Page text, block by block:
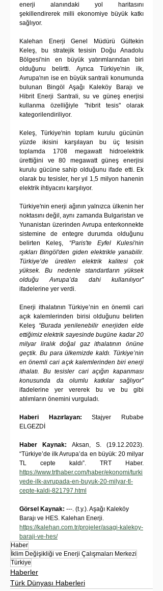
enerji alanındaki yol haritasını
şekillendirerek milli ekonomiye büyük katkı
sağlıyor.
Kalehan Enerji Genel Müdürü Gültekin
Keleş, bu stratejik tesisin Doğu Anadolu
Bölgesi'nin en büyük yatırımlarından biri
olduğunu belirtti. Ayrıca Türkiye'nin ilk,
Avrupa'nın ise en büyük santrali konumunda
bulunan Bingöl Aşağı Kaleköy Barajı ve
Hibrit Enerji Santrali, su ve güneş enerjisi
kullanma özelliğiyle "hibrit tesis" olarak
kategorilendiriliyor.
Keleş, Türkiye'nin toplam kurulu gücünün
yüzde ikisini karşılayan bu üç tesisin
toplamda 1708 megawatt hidroelektrik
ürettiğini ve 80 megawatt güneş enerjisi
kurulu gücüne sahip olduğunu ifade etti. Ek
olarak bu tesisler, her yıl 1,5 milyon hanenin
elektrik ihtiyacını karşılıyor.
Türkiye'nin enerji ağının yalnızca ülkenin her
noktasını değil, aynı zamanda Bulgaristan ve
Yunanistan üzerinden Avrupa enterkonnekte
sistemine de entegre durumda olduğunu
belirten Keleş,
“Paris'te Eyfel Kulesi'nin
ışıkları Bingöl'den giden elektrikle yanabilir.
Türkiye’de üretilen elektrik kalitesi çok
yüksek. Bu nedenle standartların yüksek
olduğu Avrupa’da dahi kullanılıyor”
ifadelerine yer verdi.
Enerji ithalatının Türkiye’nin en önemli cari
açık kalemlerinden birisi olduğunu belirten
Keleş “Burada yenilenebilir enerjiden elde
ettiğimiz elektrik sayesinde bugüne kadar 20
milyar liralık doğal gaz ithalatının önüne
geçtik. Bu para ülkemizde kaldı. Türkiye’nin
en önemli cari açık kalemlerinden biri enerji
ithalatı. Bu tesisler cari açığın kapanması
konusunda da olumlu katkılar sağlıyor”
ifadelerine yer vererek bu ve bu gibi
atılımların önemini vurguladı.
Haberi Hazırlayan: Stajyer Rubabe
ELGEZDİ
Haber Kaynak: Aksan, S. (19.12.2023).
“Türkiye’de ilk Avrupa’da en büyük: 20 milyar
https://www.trthaber.com/haber/ekonomi/turki
yede-ilk-avrupada-en-buyuk-20-milyar-tl-
cepte-kaldi-821797.html
Görsel Kaynak: ---. (t.y.). Aşağı Kaleköy
Barajı ve HES. Kalehan Enerji.
https://kalehan.com.tr/projeler/asagi-kalekoy-
baraji-ve-hes/
Haber
İklim Değişikliği ve Enerji Çalışmaları Merkezi
Türkiye
Haberler
Türk Dünyası Haberleri